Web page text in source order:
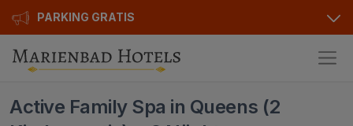
PARKING GRATIS
Hotels
Active Family Spa in Queens (2